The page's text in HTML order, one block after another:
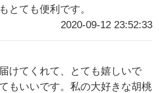
とても便利です。
2020-09-12 23:52:33
けてくれて、とても嬉しいで
もいいです。私の大好きな胡桃